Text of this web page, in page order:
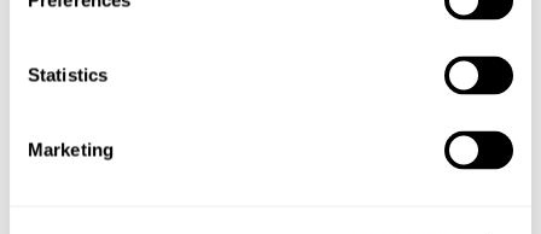
Statistics
Marketing
Este sistema se basa en un modelo de tres categorías